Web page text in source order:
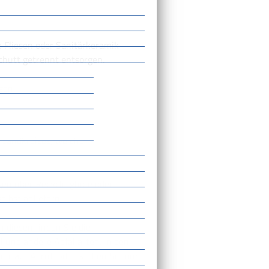
oder Sanitärkeramik
getrennt entsorgen.
welche
über Recyclinghöfe oder
anliefern.
finden Sie die
andere Abfallarten.
auf Abruf. Bitte